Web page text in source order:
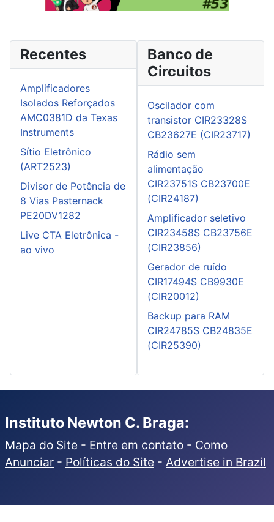
Recentes
Amplificadores
Isolados Reforçados
AMC0381D da Texas
Instruments
Sítio Eletrônico
(ART2523)
Divisor de Potência de
8 Vias Pasternack
PE20DV1282
Live CTA Eletrônica -
ao vivo
Banco de
Circuitos
Oscilador com
transistor CIR23328S
CB23627E (CIR23717)
Rádio sem
alimentação
CIR23751S CB23700E
(CIR24187)
Amplificador seletivo
CIR23458S CB23756E
(CIR23856)
Gerador de ruído
CIR17494S CB9930E
(CIR20012)
Backup para RAM
CIR24785S CB24835E
(CIR25390)
Instituto Newton C. Braga:
Mapa do Site - Entre em contato - Como
Anunciar - Políticas do Site - Advertise in Brazil